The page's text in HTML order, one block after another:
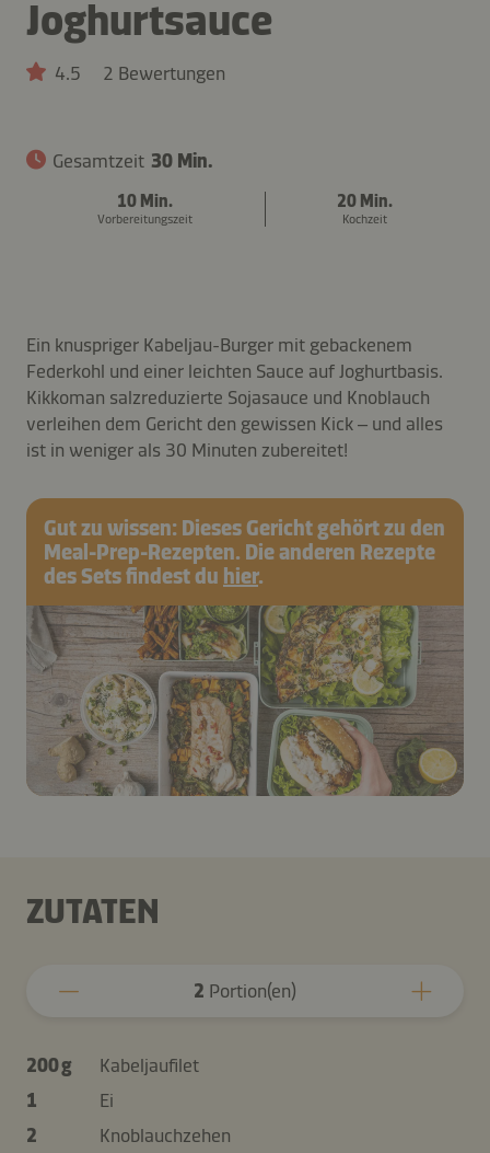
Joghurtsauce
4.5 2 Bewertungen
Gesamtzeit 30 Min.
10 Min.
Vorbereitungszeit
20 Min.
Kochzeit
Ein knuspriger Kabeljau-Burger mit gebackenem
Federkohl und einer leichten Sauce auf Joghurtbasis.
Kikkoman salzreduzierte Sojasauce und Knoblauch
verleihen dem Gericht den gewissen Kick – und alles
ist in weniger als 30 Minuten zubereitet!
Gut zu wissen: Dieses Gericht gehört zu den
Meal-Prep-Rezepten. Die anderen Rezepte
des Sets findest du hier.
ZUTATEN
2 Portion(en)
200 g
Kabeljaufilet
1
Ei
2
Knoblauchzehen